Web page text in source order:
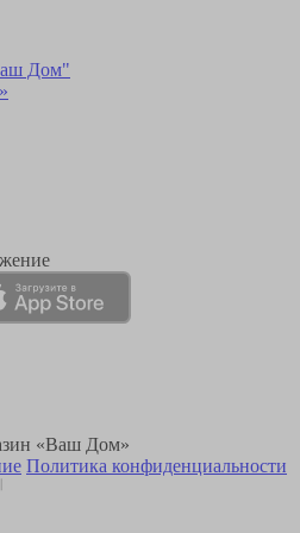
Дом"
«Ваш Дом»
Политика конфиденциальности